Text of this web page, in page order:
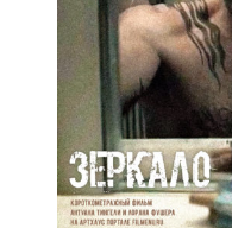
Сохранить моё имя,
последующих моих
Оповещать меня о